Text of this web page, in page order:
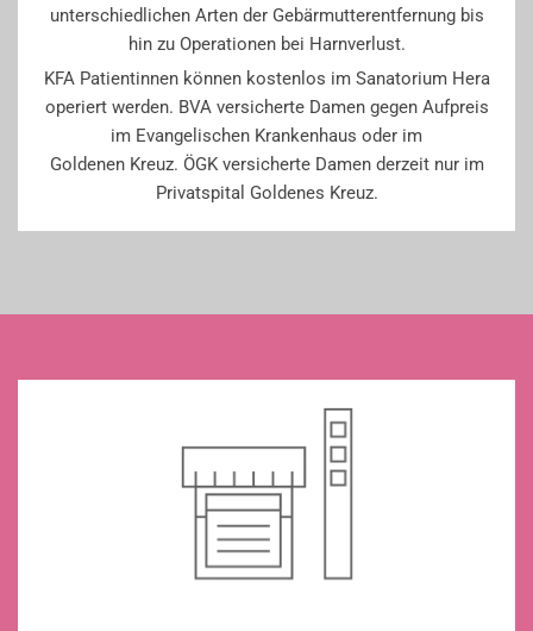
unterschiedlichen Arten der Gebärmutterentfernung bis
hin zu Operationen bei Harnverlust.
KFA Patientinnen können kostenlos im Sanatorium Hera
operiert werden. BVA versicherte Damen gegen Aufpreis
im Evangelischen Krankenhaus oder im
Goldenen Kreuz. ÖGK versicherte Damen derzeit nur im
Privatspital Goldenes Kreuz.